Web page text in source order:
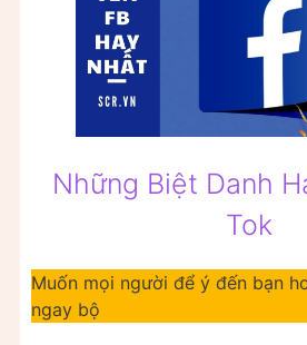
Những Biệt Danh
Tok
Muốn mọi người để ý đến bạn
ngay bộ